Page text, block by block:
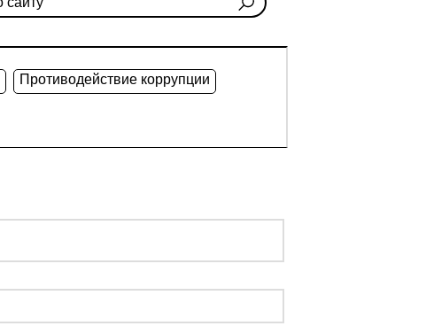
Противодействие коррупции